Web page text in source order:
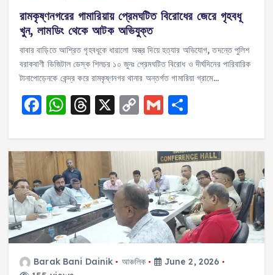
রামকৃষ্ণনগরের গামারিয়ায় প্রেমঘটিত বিরোধের জেরে গৃহবধূ
খুন, লামডিং থেকে আটক অভিযুক্ত
বাবার বাড়িতে আশ্রিত গৃহবধূকে ধারালো অস্ত্র দিয়ে হত্যার অভিযোগ, তদন্তে পুলিশ
বরাকবাণী ডিজিটাল ডেস্ক শিলচর ১০ জুনঃ প্রেমঘটিত বিরোধ ও দীর্ঘদিনের পারিবারিক
টানাপোড়েনকে কেন্দ্র করে রামকৃষ্ণনগর থানার অন্তর্গত গামারিয়া গ্রামে…
F
c
e
b
o
o
k
W
a
ts
A
p
p
T
re
a
d
s
X C
p
y
Li
n
k
G
ai
l
S
a
re
Barak Bani Dainik আঞ্চলিক
June 2, 2026